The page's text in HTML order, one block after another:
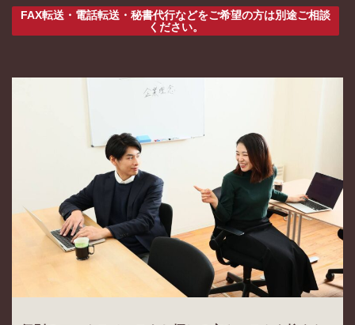
FAX転送・電話転送・秘書代行などをご希望の方は別途ご相談
ください。